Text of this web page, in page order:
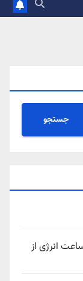
جستجو
و ۵۵۰ کیلووات‌ساعت انرژی از